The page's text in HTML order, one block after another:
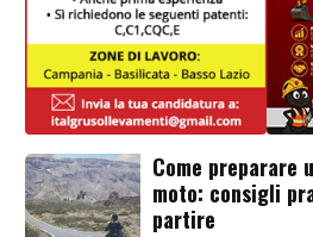
Come preparare
moto: consigli
partire